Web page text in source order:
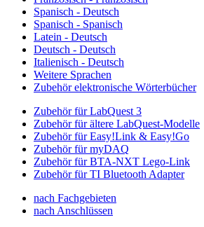
Spanisch - Deutsch
Spanisch - Spanisch
Latein - Deutsch
Deutsch - Deutsch
Italienisch - Deutsch
Weitere Sprachen
Zubehör elektronische Wörterbücher
Zubehör für LabQuest 3
Zubehör für ältere LabQuest-Modelle
Zubehör für Easy!Link & Easy!Go
Zubehör für myDAQ
Zubehör für BTA-NXT Lego-Link
Zubehör für TI Bluetooth Adapter
nach Fachgebieten
nach Anschlüssen